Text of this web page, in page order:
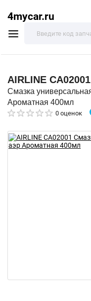
4mycar.ru
AIRLINE CA02001
Смазка
Ароматная 400мл
0 оценок